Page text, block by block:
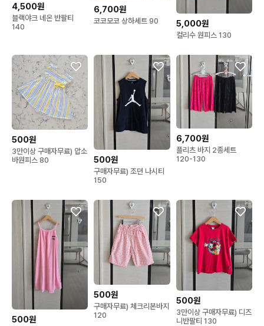
4,500원
블랙야크 네온 반팔티
140
6,700원
코코모코 상하세트 90 5,000원
컬리수 원피스 130
500원
3만이상 구매자무료) 압소
바원피스 80
500원
구매자무료) 조던 나시티
150
6,700원
플리츠 바지 2종세트
120-130
500원
500원
구매자무료) 체크리본바지
120
500원
3만이상 구매자무료) 디즈
니반팔티 130